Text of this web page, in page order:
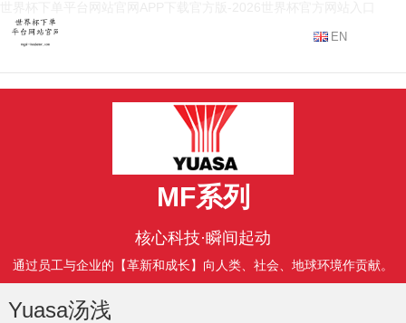
EN
MF系列
核心科技·瞬间起动
通过员工与企业的【革新和成长】向人类、社会、地球环境作贡献。
Yuasa汤浅